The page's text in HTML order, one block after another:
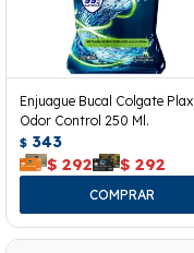
Enjuague Bucal Colgate Plax
Odor Control 250 Ml.
$ 343
$ 292 $ 292